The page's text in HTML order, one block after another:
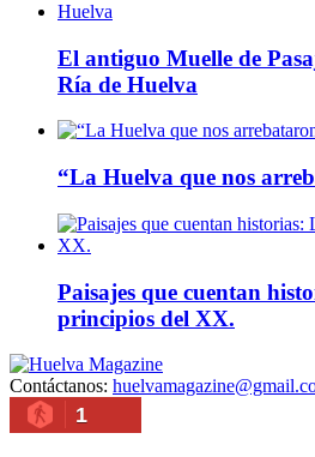
El antiguo Muelle de
Ría de Huelva
“La Huelva que nos
Paisajes que cuentan
principios del XX.
Contáctanos:
1